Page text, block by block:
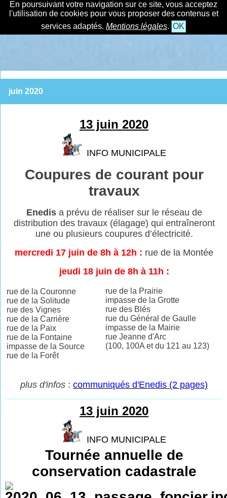
En poursuivant votre navigation sur ce site, vous acceptez
l'utilisation de cookies pour vous proposer des contenus et
services adaptés. Mentions légales. OK
juin 2020
13 juin 2020
INFO MUNICIPALE
Coupures de courant pour
travaux
Enedis a prévu de réaliser sur le réseau de
distribution des travaux (élagage) qui entraîneront
une ou plusieurs coupures d’électricité.
mercredi 17 juin de 8h à 12h : rue de la Montée
jeudi 18 juin de 8h à 11h :
rue de la Couronne
rue de la Solitude
rue des Vignes
rue de la Carrière
rue de la Paix
rue de la Fontaine
impasse de la Source
rue de la Forêt
rue de la Prairie
impasse de la Grotte
rue des Blés
rue du Général de Gaulle
impasse de la Mairie
rue Jeanne d'Arc
(100, 100A et du 121 au 123)
plus d'infos : communiqués d'Enedis (2 pages)
13 juin 2020
INFO MUNICIPALE
Tournée annuelle de
conservation cadastrale